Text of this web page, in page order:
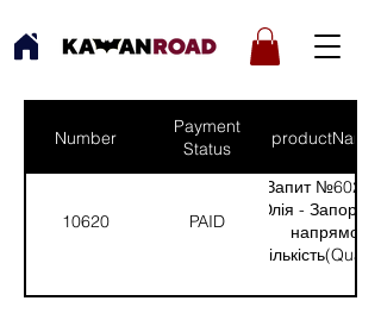
Number
Payment
Status
productNames
10620 PAID
Запит №602 від:
Юлія -
напрямок